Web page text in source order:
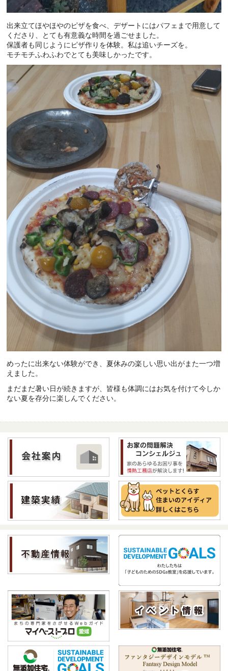
出来立てほやほやのピザを食べ、デザートにはパフェまで用意して
くださり、とても有意義な時間を過ごせました。
保護者も同じようにピザ作りを体験。私は追いチーズを。
モチモチふわふわでとても美味しかったです。
めったに出来ない体験ができ、夏休みの楽しい思い出がまた一つ増
えました。
まだまだ暑い日が続きますが、皆様も体調にはお気を付けて今しか
ない夏を存分に楽しんでください。